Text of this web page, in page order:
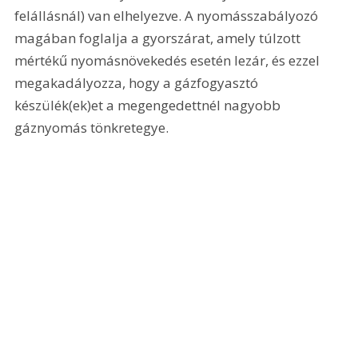
felállásnál) van elhelyezve. A nyomásszabályozó
magában foglalja a gyorszárat, amely túlzott
mértékű nyomásnövekedés esetén lezár, és ezzel
megakadályozza, hogy a gázfogyasztó
készülék(ek)et a megengedettnél nagyobb
gáznyomás tönkretegye.